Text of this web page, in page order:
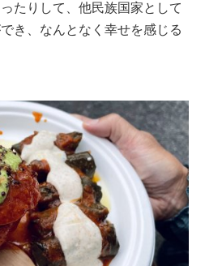
たりして、他民族国家として
き、なんとなく幸せを感じる